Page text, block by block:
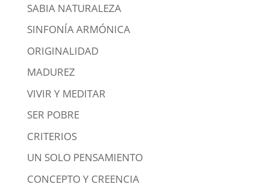
SABIA NATURALEZA
SINFONÍA ARMÓNICA
ORIGINALIDAD
MADUREZ
VIVIR Y MEDITAR
SER POBRE
CRITERIOS
UN SOLO PENSAMIENTO
CONCEPTO Y CREENCIA